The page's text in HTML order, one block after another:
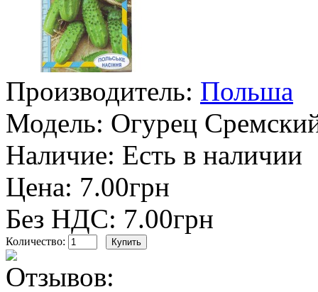
Производитель: Польша
Модель: Огурец
Наличие: Есть в наличии
Цена: 7.00грн
Без НДС: 7.00грн
Количество: